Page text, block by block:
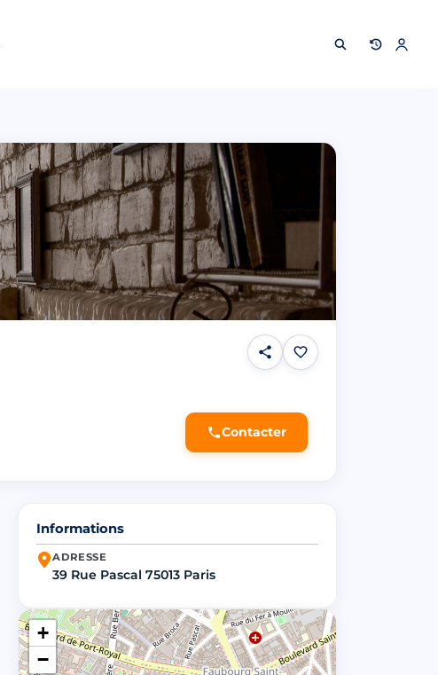
Contacter
Informations
ADRESSE
39 Rue Pascal 75013 Paris
+
−